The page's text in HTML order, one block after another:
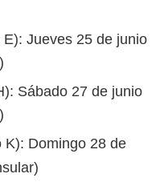
Jueves 25 de junio
Sábado 27 de junio
K): Domingo 28 de